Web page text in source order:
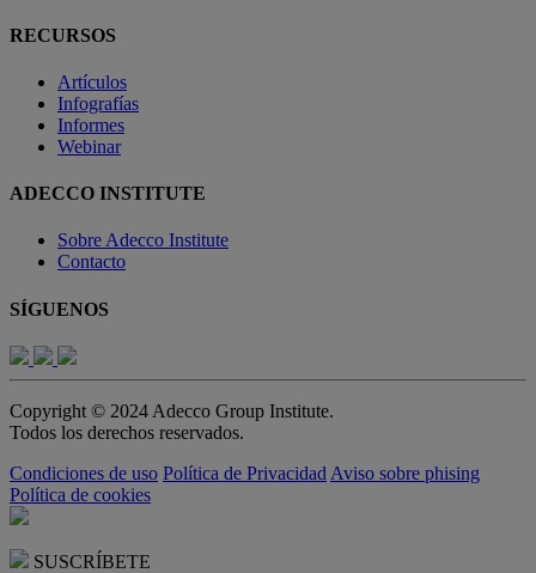
RECURSOS
Artículos
Infografías
Informes
Webinar
ADECCO INSTITUTE
Sobre Adecco Institute
Contacto
SÍGUENOS
Copyright © 2024 Adecco Group Institute.
Todos los derechos reservados.
Condiciones de uso Política de Privacidad Aviso sobre phising
Política de cookies
SUSCRÍBETE